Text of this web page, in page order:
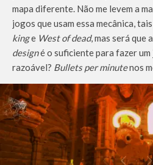
mapa diferente. Não me levem a
jogos que usam essa mecânica,
kinge West of dead, mas será que
designé o suficiente para fazer um
razoável? Bullets per minutenos